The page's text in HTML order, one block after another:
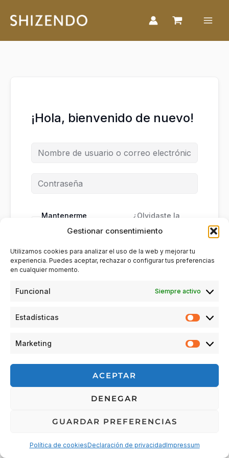
Gestionar consentimiento
Utilizamos cookies para analizar el uso de la web y mejorar tu
experiencia. Puedes aceptar, rechazar o configurar tus preferencias
en cualquier momento.
Funcional Siempre activo
Estadísticas
Marketing
ACEPTAR
DENEGAR
GUARDAR PREFERENCIAS
Política de cookiesDeclaración de privacidadImpressum
¡Hola, bienvenido de nuevo!
Mantenerme
conectado
¿Olvidaste la
contraseña?
Acceder
Aviso legal|Política de privacidad|Política de Cookies|
Terminos y condiciones | Cancelaciones, devoluciones y